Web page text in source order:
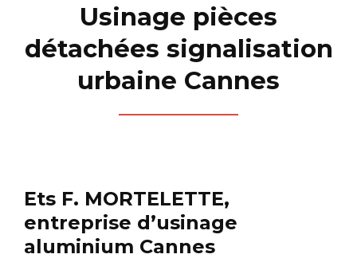
Usinage pièces
détachées signalisation
urbaine Cannes
Ets F. MORTELETTE,
entreprise d’usinage
aluminium Cannes